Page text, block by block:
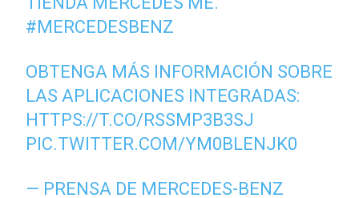
#MERCEDESBENZ
OBTENGA MÁS INFORMACIÓN SOBRE
LAS APLICACIONES INTEGRADAS:
HTTPS://T.CO/RSSMP3B3SJ
PIC.TWITTER.COM/YM0BLENJK0
— PRENSA DE MERCEDES-BENZ